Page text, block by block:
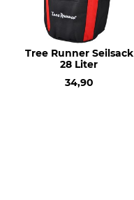
Tree Runner Seilsack
28 Liter
34,90